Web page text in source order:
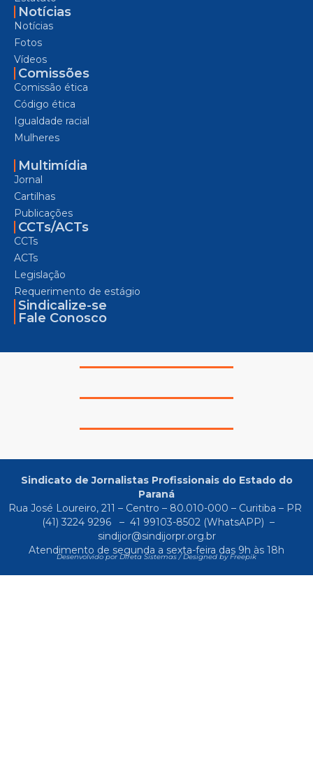
Notícias
Notícias
Fotos
Vídeos
Comissões
Comissão ética
Código ética
Igualdade racial
Mulheres
Multimídia
Jornal
Cartilhas
Publicações
CCTs/ACTs
CCTs
ACTs
Legislação
Requerimento de estágio
Sindicalize-se
Fale Conosco
Sindicato de Jornalistas Profissionais do Estado do
Paraná
Rua José Loureiro, 211 – Centro – 80.010-000 – Curitiba – PR
(41) 3224 9296
– 41 99103-8502(WhatsAPP) –
sindijor@sindijorpr.org.br
Atendimento de segunda a sexta-feira das 9h às 18h
Desenvolvido por Direta Sistemas /Designed by Freepik